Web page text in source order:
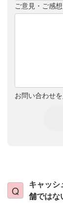
ご意見・ご感
お問い合わせ
キャッ
舗ではな